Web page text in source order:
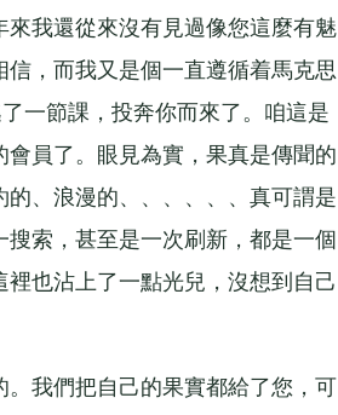
我還從來沒有見過像您這麼有魅
，而我又是個一直遵循着馬克思
一節課，投奔你而來了。咱這是
員了。眼見為實，果真是傳聞的
、浪漫的、、、、、、真可謂是
索，甚至是一次刷新，都是一個
也沾上了一點光兒，沒想到自己
我們把自己的果實都給了您，可